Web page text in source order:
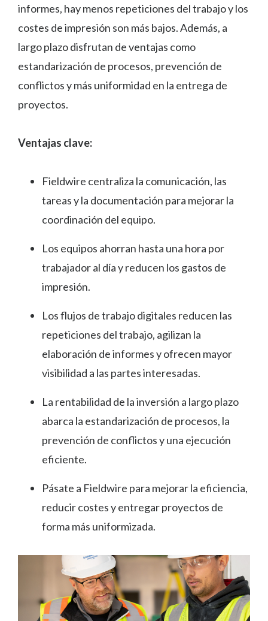
informes, hay menos repeticiones del trabajo y los
costes de impresión son más bajos. Además, a
largo plazo disfrutan de ventajas como
estandarización de procesos, prevención de
conflictos y más uniformidad en la entrega de
proyectos.
Ventajas clave:
Fieldwire centraliza la comunicación, las
tareas y la documentación para mejorar la
coordinación del equipo.
Los equipos ahorran hasta una hora por
trabajador al día y reducen los gastos de
impresión.
Los flujos de trabajo digitales reducen las
repeticiones del trabajo, agilizan la
elaboración de informes y ofrecen mayor
visibilidad a las partes interesadas.
La rentabilidad de la inversión a largo plazo
abarca la estandarización de procesos, la
prevención de conflictos y una ejecución
eficiente.
Pásate a Fieldwire para mejorar la eficiencia,
reducir costes y entregar proyectos de
forma más uniformizada.